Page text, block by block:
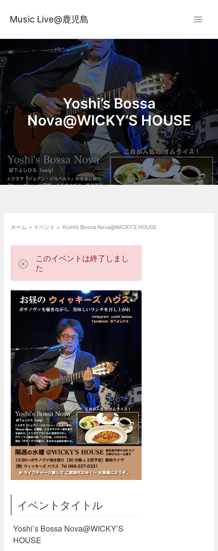
ス
キ
ッ
プ
Music Live@鹿児島
Yoshi’s Bossa
Nova@WICKY’S HOUSE
ホーム イベント Yoshi’s Bossa Nova@WICKY’S HOUSE
このイベントは終了しまし
た
イベントタイトル
Yoshi’s Bossa Nova@WICKY’S
HOUSE